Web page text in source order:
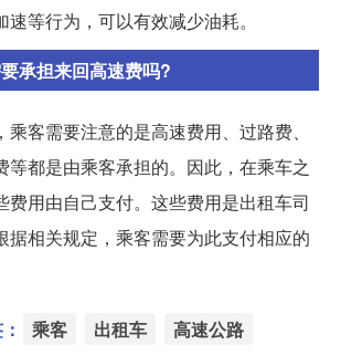
等行为，可以有效减少油耗。
承担来回高速费吗?
客需要注意的是高速费用、过路费、
等都是由乘客承担的。因此，在乘车之
费用由自己支付。这些费用是出租车司
据相关规定，乘客需要为此支付相应的
乘客 出租车 高速公路